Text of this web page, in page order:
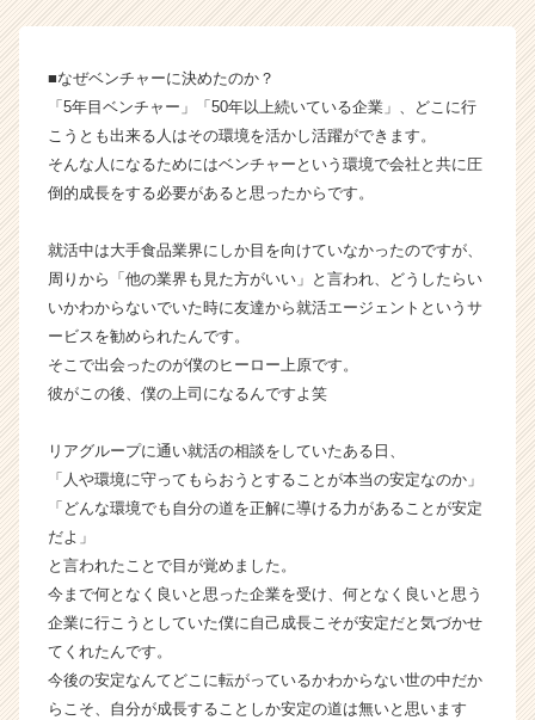
の
【株
式
会
R
e
a
m
の
タ
ム
イ
ン】
|
ン
ャ
ー・
長
企
■なぜベンチャーに決めたのか？
「5年目ベンチャー」「50年以上続いている企業」、どこに行
こうとも出来る人はその環境を活かし活躍ができます。
そんな人になるためにはベンチャーという環境で会社と共に圧
倒的成長をする必要があると思ったからです。
就活中は大手食品業界にしか目を向けていなかったのですが、
周りから「他の業界も見た方がいい」と言われ、どうしたらい
いかわからないでいた時に友達から就活エージェントというサ
ービスを勧められたんです。
そこで出会ったのが僕のヒーロー上原です。
彼がこの後、僕の上司になるんですよ笑
リアグループに通い就活の相談をしていたある日、
「人や環境に守ってもらおうとすることが本当の安定なのか」
「どんな環境でも自分の道を正解に導ける力があることが安定
だよ」
と言われたことで目が覚めました。
今まで何となく良いと思った企業を受け、何となく良いと思う
企業に行こうとしていた僕に自己成長こそが安定だと気づかせ
てくれたんです。
今後の安定なんてどこに転がっているかわからない世の中だか
らこそ、自分が成長することしか安定の道は無いと思います